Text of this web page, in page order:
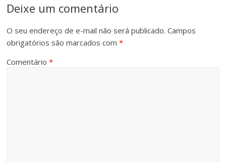
Deixe um comentário
O seu endereço de e-mail não será publicado. Campos
obrigatórios são marcados com*
Comentário*